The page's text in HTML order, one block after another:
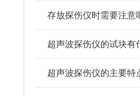
存放探伤仪时需要注意
超声波探伤仪的主要特